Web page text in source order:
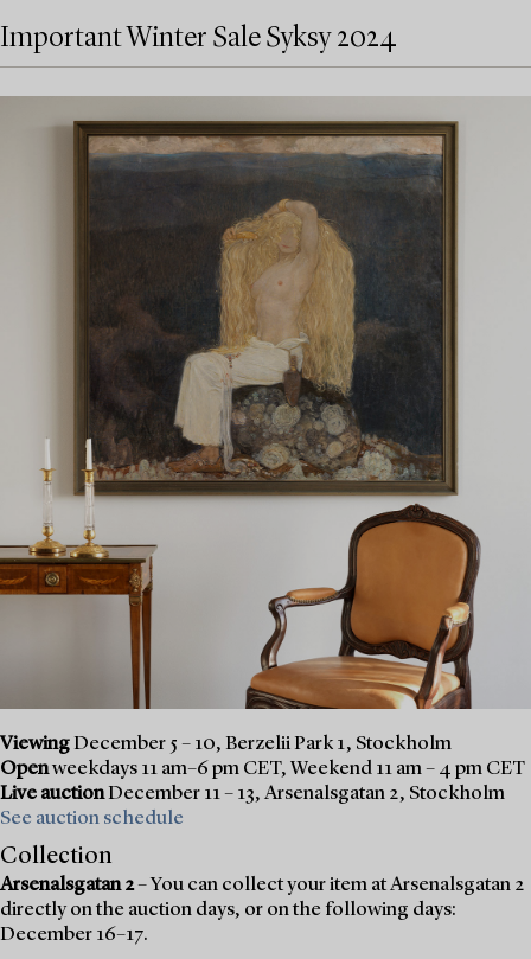
Important Winter Sale Syksy 2024
ViewingDecember 5 – 10, Berzelii Park 1, Stockholm
Openweekdays 11 am–6 pm CET, Weekend 11 am – 4 pm CET
Live auctionDecember 11 – 13, Arsenalsgatan 2, Stockholm
See auction schedule
Collection
Arsenalsgatan 2– You can collect your item at Arsenalsgatan 2
directly on the auction days, or on the following days:
December 16–17.